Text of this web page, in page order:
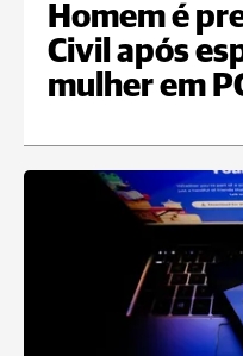
Homem é
Civil após
mulher em